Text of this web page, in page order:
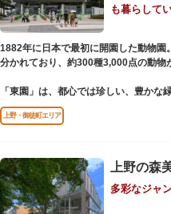
も暮らして
1882年に日本で最初に開園した動物園
分かれており、約300種3,000点の動物
「東園」は、都心では珍しい、豊かな
どが住む森エリアや、ホッキョクグマ
びなど迫力あるシーンが目撃できるこ
一方「西園」は、蓮の名所としても知
に位置する区域。キリンやサイなどの
ない鳥”として話題のハシビロコウなど
上野・御徒町エリア
上野の森
多彩なジャ